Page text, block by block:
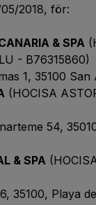
2018, för:
& SPA
- B76315860)
1, 35100 San
(HOCISA
54,
& SPA
35100, Playa